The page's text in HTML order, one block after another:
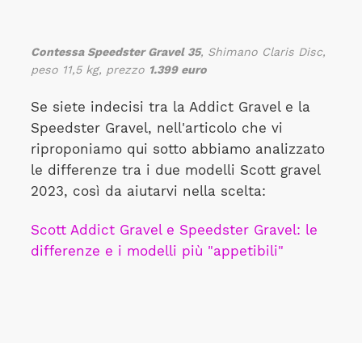
Contessa Speedster Gravel 35, Shimano Claris Disc,
peso 11,5 kg, prezzo 1.399 euro
Se siete indecisi tra la Addict Gravel e la
Speedster Gravel, nell'articolo che vi
riproponiamo qui sotto abbiamo analizzato
le differenze tra i due modelli Scott gravel
2023, così da aiutarvi nella scelta:
Scott Addict Gravel e Speedster Gravel: le
differenze e i modelli più "appetibili"